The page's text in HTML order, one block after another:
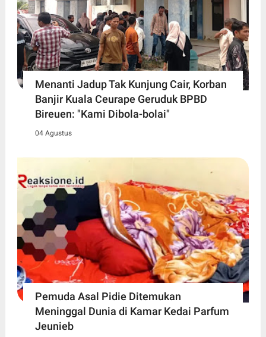
Menanti Jadup Tak Kunjung Cair, Korban
Banjir Kuala Ceurape Geruduk BPBD
Bireuen: "Kami Dibola-bolai"
04 Agustus
Pemuda Asal Pidie Ditemukan
Meninggal Dunia di Kamar Kedai Parfum
Jeunieb